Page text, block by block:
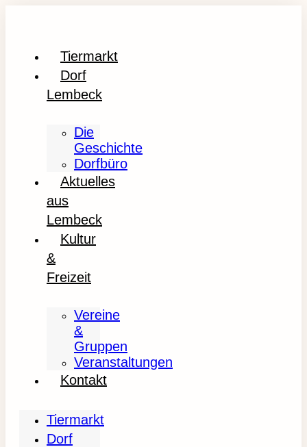
Tiermarkt
Dorf
Lembeck
Die
Geschichte
Dorfbüro
Aktuelles
aus
Lembeck
Kultur
&
Freizeit
Vereine
&
Gruppen
Veranstaltungen
Kontakt
Tiermarkt
Dorf